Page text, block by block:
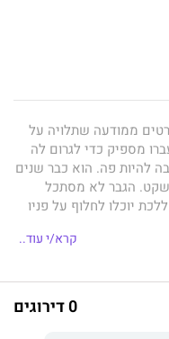
ממודעה שתלויה על
מספיק כדי לגרום לה
להיות פה. הוא כבר שנים
הגבר לא מסתכל
יוכלו לחלוף על פניו
קרא/י עוד..
0 דירוגים